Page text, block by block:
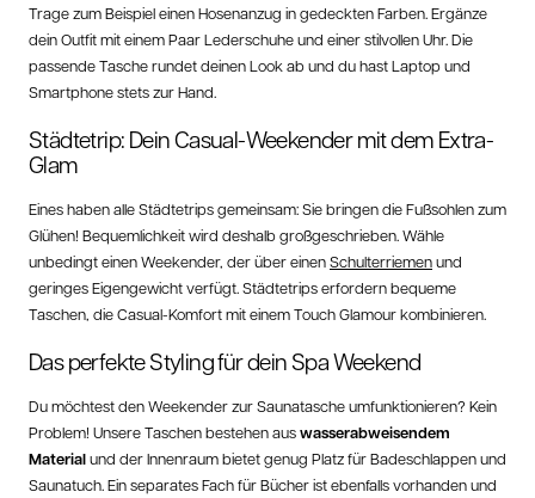
Trage zum Beispiel einen Hosenanzug in gedeckten Farben. Ergänze
dein Outfit mit einem Paar Lederschuhe und einer stilvollen Uhr. Die
passende Tasche rundet deinen Look ab und du hast Laptop und
Smartphone stets zur Hand.
Städtetrip: Dein Casual-Weekender mit dem Extra-
Glam
Eines haben alle Städtetrips gemeinsam: Sie bringen die Fußsohlen zum
Glühen! Bequemlichkeit wird deshalb großgeschrieben. Wähle
unbedingt einen Weekender, der über einenSchulterriemenund
geringes Eigengewicht verfügt. Städtetrips erfordern bequeme
Taschen, die Casual-Komfort mit einem Touch Glamour kombinieren.
Das perfekte Styling für dein Spa Weekend
Du möchtest den Weekender zur Saunatasche umfunktionieren? Kein
Problem! Unsere Taschen bestehen auswasserabweisendem
Materialund der Innenraum bietet genug Platz für Badeschlappen und
Saunatuch. Ein separates Fach für Bücher ist ebenfalls vorhanden und